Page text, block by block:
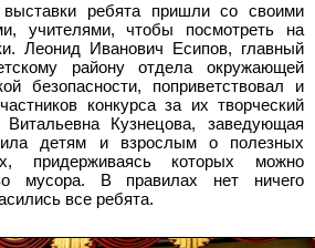
ребята пришли со своими
учителями, чтобы посмотреть на
Леонид Иванович Есипов, главный
району отдела окружающей
безопасности, поприветствовал и
конкурса за их творческий
Кузнецова, заведующая
детям и взрослым о полезных
придерживаясь которых можно
мусора. В правилах нет ничего
все ребята.